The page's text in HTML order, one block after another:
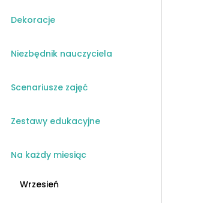
Dekoracje
Niezbędnik nauczyciela
Scenariusze zajęć
Zestawy edukacyjne
Na każdy miesiąc
Wrzesień